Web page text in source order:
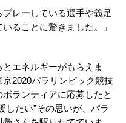
レーしている選手や義足
ることに驚きました。」
とエネルギーがもらえま
2020パラリンピック競技
ランティアに応募したと
したい”その思いが、パラ